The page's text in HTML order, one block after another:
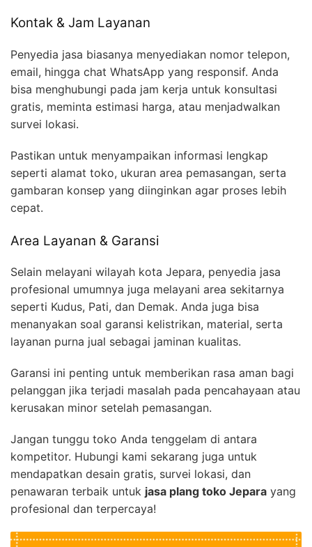
Kontak & Jam Layanan
Penyedia jasa biasanya menyediakan nomor telepon,
email, hingga chat WhatsApp yang responsif. Anda
bisa menghubungi pada jam kerja untuk konsultasi
gratis, meminta estimasi harga, atau menjadwalkan
survei lokasi.
Pastikan untuk menyampaikan informasi lengkap
seperti alamat toko, ukuran area pemasangan, serta
gambaran konsep yang diinginkan agar proses lebih
cepat.
Area Layanan & Garansi
Selain melayani wilayah kota Jepara, penyedia jasa
profesional umumnya juga melayani area sekitarnya
seperti Kudus, Pati, dan Demak. Anda juga bisa
menanyakan soal garansi kelistrikan, material, serta
layanan purna jual sebagai jaminan kualitas.
Garansi ini penting untuk memberikan rasa aman bagi
pelanggan jika terjadi masalah pada pencahayaan atau
kerusakan minor setelah pemasangan.
Jangan tunggu toko Anda tenggelam di antara
kompetitor. Hubungi kami sekarang juga untuk
mendapatkan desain gratis, survei lokasi, dan
penawaran terbaik untuk jasa plang toko Jepara yang
profesional dan terpercaya!